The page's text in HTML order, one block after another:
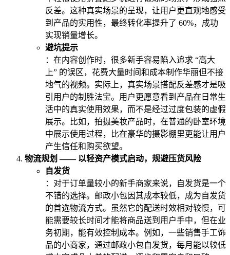
反差。这种真实场景的呈现，让用户更直观地感受
到产品的实用性，最终转化率提升了 60%，成功
实现销量增长。
避坑提示
：在内容创作时，很多新手容易陷入追求 “高大
上” 的误区，花费大量时间和成本制作华丽但不接
地气的视频。实际上，真实场景搭配反差感才是吸
引用户的制胜法宝。用户更愿意看到产品在日常生
活中的真实使用效果，而不是经过过度包装的虚假
展示。比如，拍摄美妆产品时，在普通的卧室环境
中展示使用过程，比在豪华的摄影棚里更能让用户
产生信任和购买欲望。
物流规划 —— 以轻资产模式启动，规避压货风险
自发货
：对于订单量较小的新手商家来说，自发货是一个
不错的选择。邮政小包因其成本较低，成为自发货
的首选物流方式。虽然它的配送时效相对较慢，可
能需要较长时间才能将商品送到用户手中，但在业
务初期，能有效控制成本。例如，一些销售手工饰
品的小商家，通过邮政小包自发货，每月能以较低